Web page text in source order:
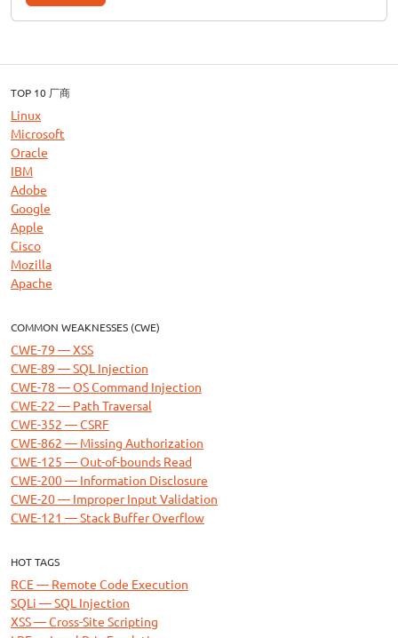
TOP 10 厂商
Linux
Microsoft
Oracle
IBM
Adobe
Google
Apple
Cisco
Mozilla
Apache
COMMON WEAKNESSES (CWE)
CWE-79 — XSS
CWE-89 — SQL Injection
CWE-78 — OS Command Injection
CWE-22 — Path Traversal
CWE-352 — CSRF
CWE-862 — Missing Authorization
CWE-125 — Out-of-bounds Read
CWE-200 — Information Disclosure
CWE-20 — Improper Input Validation
CWE-121 — Stack Buffer Overflow
HOT TAGS
RCE — Remote Code Execution
SQLi — SQL Injection
XSS — Cross-Site Scripting